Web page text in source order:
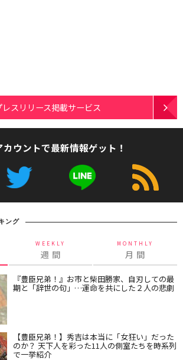
レスリリース掲載サービス
カウントで最新情報ゲット！
ング
WEEKLY
週 間
MONTHLY
月 間
『豊臣兄弟！』お市と柴田勝家、自刃しての最
期と「辞世の句」…運命を共にした２人の悲劇
【豊臣兄弟！】秀吉は本当に「女狂い」だった
のか？ 天下人を彩った11人の側室たちを時系列
で一挙紹介